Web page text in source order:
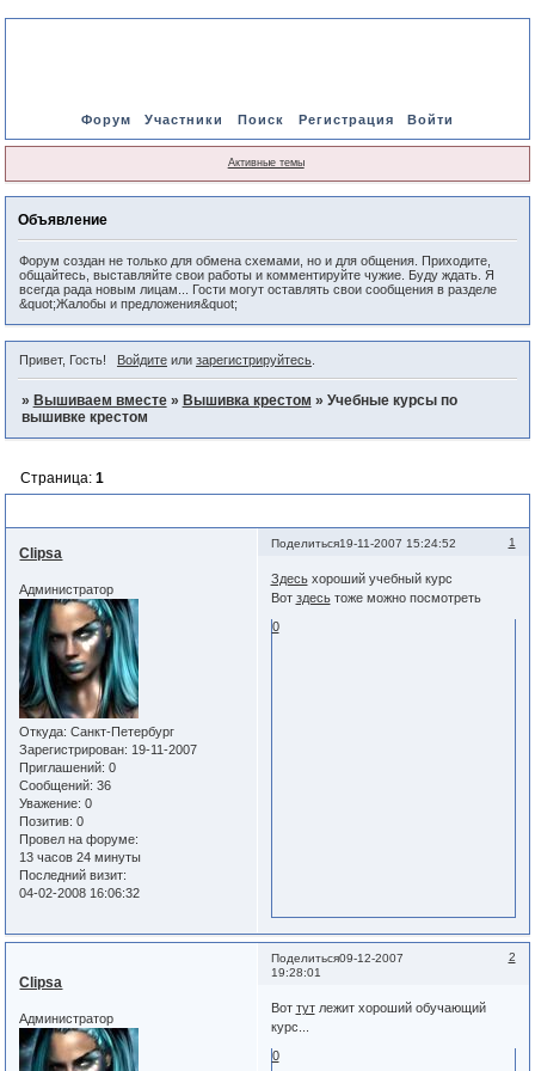
Форум Участники Поиск Регистрация Войти
Активные темы
Объявление
Форум создан не только для обмена схемами, но и для общения. Приходите,
общайтесь, выставляйте свои работы и комментируйте чужие. Буду ждать. Я
всегда рада новым лицам... Гости могут оставлять свои сообщения в разделе
&quot;Жалобы и предложения&quot;
Привет, Гость! Войдитеили зарегистрируйтесь.
» Вышиваем вместе » Вышивка крестом » Учебные курсы по
вышивке крестом
Страница: 1
Поделиться 1
19-11-2007 15:24:52
Clipsa
Администратор
Откуда: Санкт-Петербург
Зарегистрирован: 19-11-2007
Приглашений: 0
Сообщений: 36
Уважение: 0
Позитив: 0
Провел на форуме:
13 часов 24 минуты
Последний визит:
04-02-2008 16:06:32
Здесьхороший учебный курс
Вот здесьтоже можно посмотреть
0
Поделиться 2
09-12-2007
19:28:01
Clipsa
Администратор
Вот тутлежит хороший обучающий
курс...
0